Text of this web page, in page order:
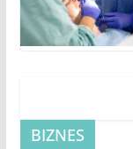
BIZNES